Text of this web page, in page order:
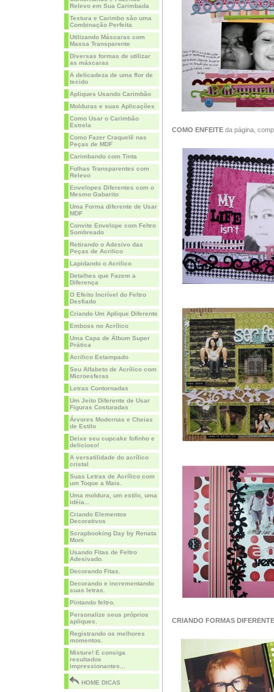
Relevo em Sua Carimbada
Textura e Carimbo são uma
Combinação Perfeita
Utilizando Máscaras com
Massa Transparente
Diversas formas de utilizar
as máscaras
A delicadeza de uma flor de
tecido
Apliques Usando Carimbão
Molduras e suas Aplicações
Como Usar o Carimbão
Estrela
Como Fazer Craquelê nas
Peças de MDF
Carimbando com Tinta
Folhas Transparentes com
Relevo
Envelopes Diferentes com o
Mesmo Gabarito
Uma Forma diferente de Usar
MDF
Convite Envelope com Feltro
Sombreado
Retirando o Adesivo das
Peças de Acrilico
Lapidando o Acrilico
Detalhes que Fazem a
Diferença
O Efeito Incrível do Feltro
Desfiado
Criando Um Aplique Diferente
Emboss no Acrílico
Uma Capa de Álbum Super
Prática
Acrilico Estampado
Seu Alfabeto de Acrílico com
Microesferas
Letras Contornadas
Um Jeito Diferente de Usar
Figuras Costuradas
Árvores Modernas e Cheias
de Estilo
Deixe seu cupcake fofinho e
delicioso!
A versatilidade do acrílico
cristal
Suas Letras de Acrílico com
um Toque a Mais.
Uma moldura, um estilo, uma
idéia...
Criando Elementos
Decorativos
Scrapbooking Day by Renata
Moni
Usando Fitas de Feltro
Adesivado.
Decorando Fitas.
Decorando e incrementando
suas letras.
Pintando feltro.
Personalize seus próprios
apliques.
Registrando os melhores
momentos.
Misture! E consiga
resultados
impressionantes...
HOME DICAS
COMO ENFEITEda página,
CRIANDO FORMAS